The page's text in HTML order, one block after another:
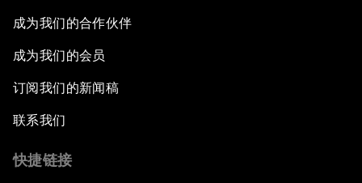
成为我们的合作伙伴
成为我们的会员
订阅我们的新闻稿
联系我们
快捷链接